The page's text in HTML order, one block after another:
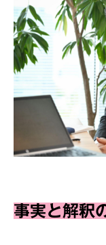
事実と解釈